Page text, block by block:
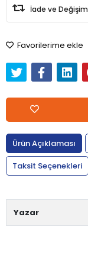
İade ve Değişim
Favorilerime ekle
Ürün Açıklaması
Taksit Seçenekleri
Yazar